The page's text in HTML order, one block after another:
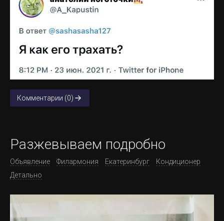
Комментарии (0)
Разжевываем подробно
Объявление Филармония Екатеринбург
Кондиционер
Детально